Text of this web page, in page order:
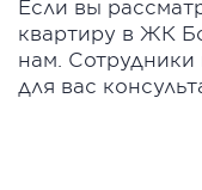
Если вы
квартиру в ЖК
нам.
для вас